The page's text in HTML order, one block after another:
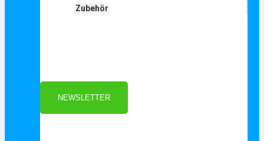
Zubehör
Als Danke schön für Ihre Anmeldung
NEWSLETTER